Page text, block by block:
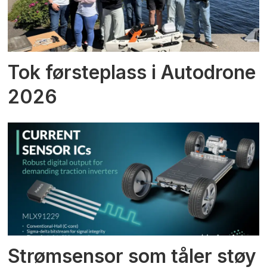
Tok førsteplass i Autodrone
2026
Strømsensor som tåler støy